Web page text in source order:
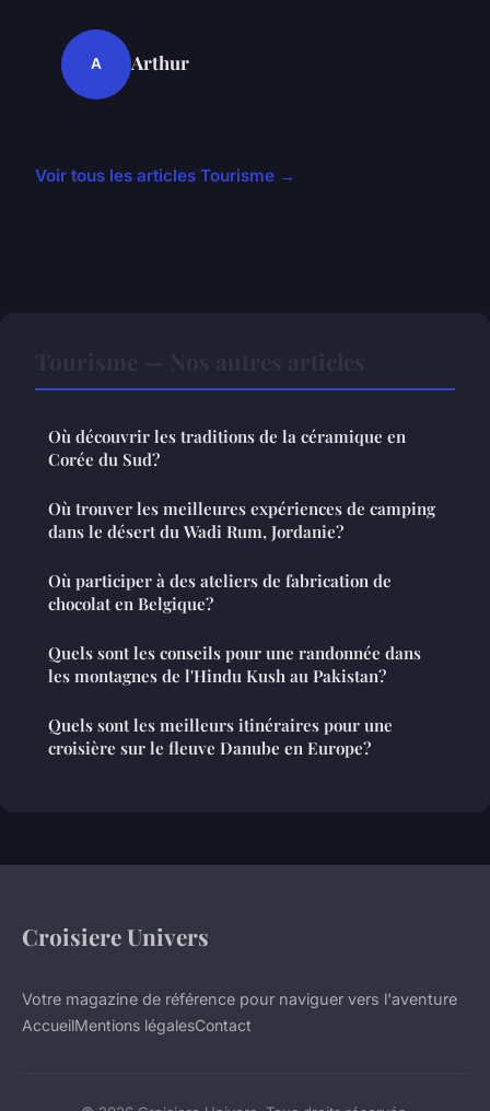
A Arthur
Voir tous les articles Tourisme →
Où découvrir les traditions de la céramique en
Corée du Sud?
Où trouver les meilleures expériences de camping
dans le désert du Wadi Rum, Jordanie?
Où participer à des ateliers de fabrication de
chocolat en Belgique?
Quels sont les conseils pour une randonnée dans
les montagnes de l'Hindu Kush au Pakistan?
Quels sont les meilleurs itinéraires pour une
croisière sur le fleuve Danube en Europe?
Croisiere Univers
Votre magazine de référence pour naviguer vers l'aventure
AccueilMentions légalesContact